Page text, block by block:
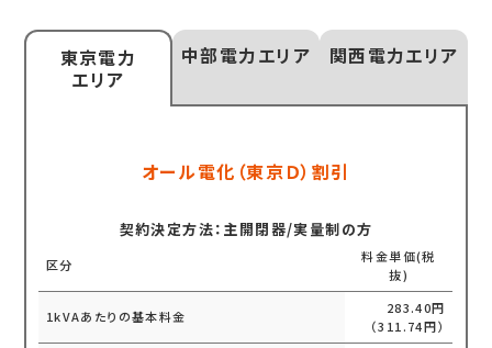
東京電力
エリア
中部電力エリア 関西電力エリア
オール電化（東京Ｄ）割引
契約決定方法：主開閉器/実量制の方
区分
料金単価(税
抜)
1kVAあたりの基本料金
283.40円
（311.74円）